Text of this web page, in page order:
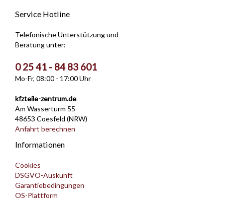
Service Hotline
Telefonische Unterstützung und
Beratung unter:
0 25 41 - 84 83 601
Mo-Fr, 08:00 - 17:00 Uhr
kfzteile-zentrum.de
Am Wasserturm 55
48653 Coesfeld (NRW)
Anfahrt berechnen
Informationen
Cookies
DSGVO-Auskunft
Garantiebedingungen
OS-Plattform